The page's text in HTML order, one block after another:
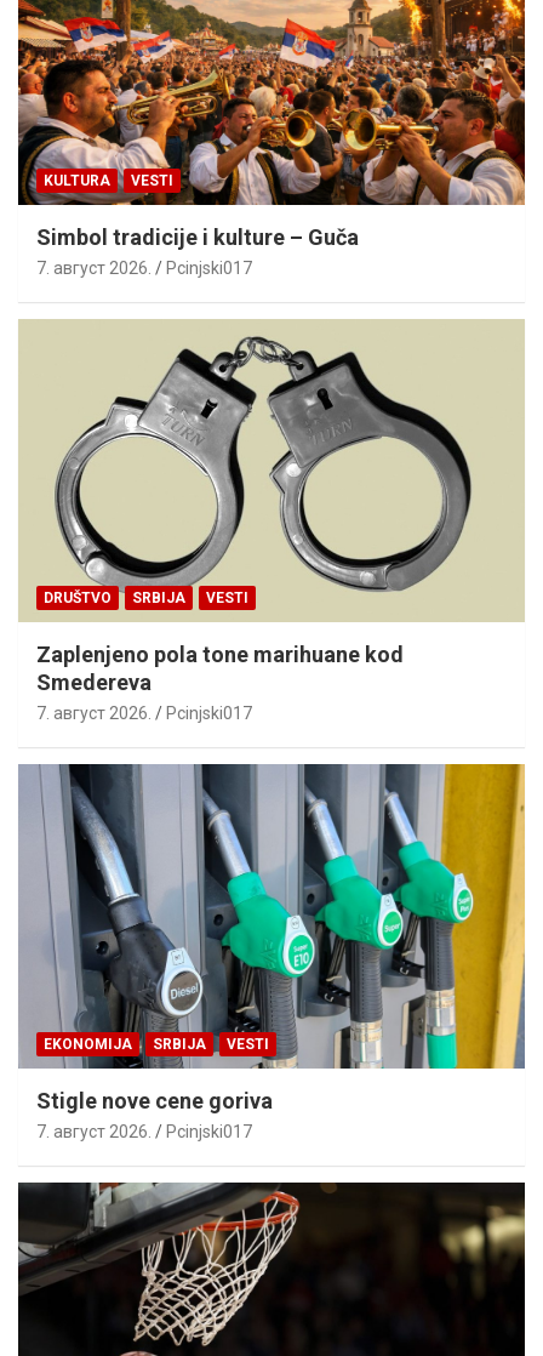
KULTURA VESTI
Simbol tradicije i kulture – Guča
7. август 2026. Pcinjski017
DRUŠTVO SRBIJA VESTI
Zaplenjeno pola tone marihuane kod
Smedereva
7. август 2026. Pcinjski017
EKONOMIJA SRBIJA VESTI
Stigle nove cene goriva
7. август 2026. Pcinjski017